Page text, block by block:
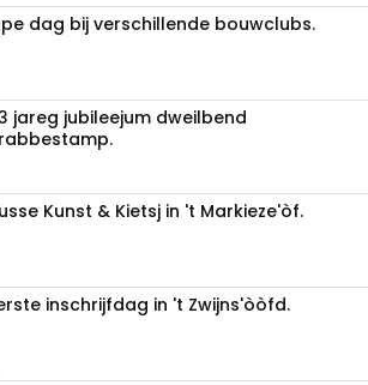
dag bij verschillende bouwclubs.
jareg jubileejum dweilbend
Kunst & Kietsj in 't Markieze'òf.
inschrijfdag in 't Zwijns'òòfd.